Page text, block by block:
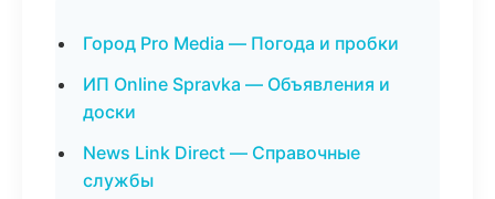
Город Pro Media — Погода и пробки
ИП Online Spravka — Объявления и
доски
News Link Direct — Справочные
службы